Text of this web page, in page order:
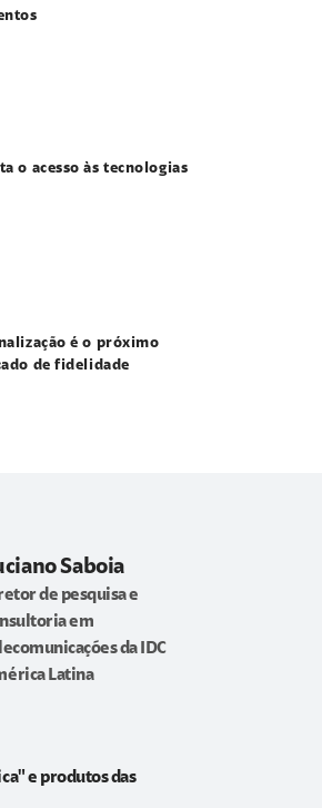
o acesso às tecnologias
é o próximo
de fidelidade
Saboia
de pesquisa e
em
da IDC
Latina
e produtos das